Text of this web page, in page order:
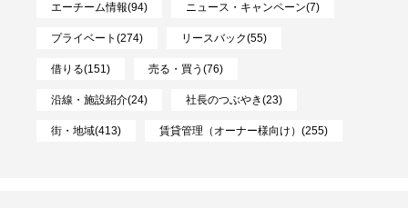
エーチーム情報(94) ニュース・キャンペーン(7)
プライベート(274) リースバック(55)
借りる(151) 売る・買う(76)
沿線・施設紹介(24) 社長のつぶやき(23)
街・地域(413) 賃貸管理（オーナー様向け）(255)